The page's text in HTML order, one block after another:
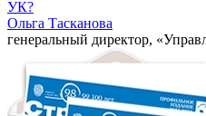
УК?
Ольга Тасканова
генеральный директор,